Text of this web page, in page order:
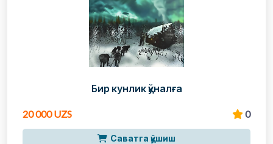
Бир кунлик қўналға
20 000 UZS 0
Саватга қўшиш